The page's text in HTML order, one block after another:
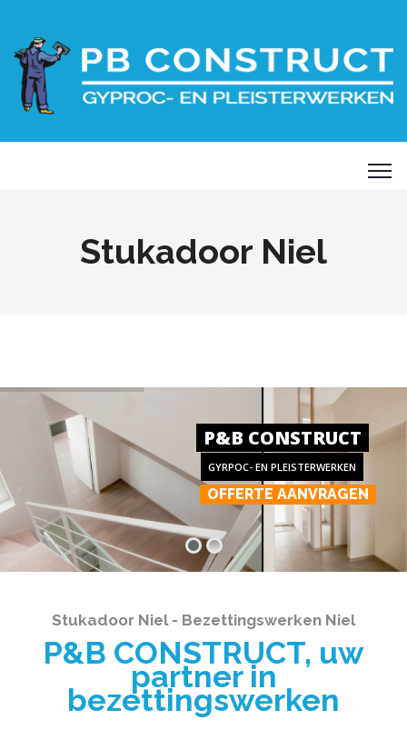
Stukadoor Niel
P&B CONSTRUCT
GYRPOC- EN PLEISTERWERKEN
OFFERTE AANVRAGEN
Stukadoor Niel - Bezettingswerken Niel
P&B CONSTRUCT, uw
partner in
bezettingswerken